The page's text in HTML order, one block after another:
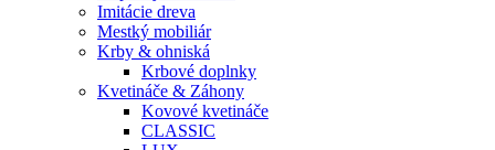
Imitácie dreva
Mestký mobiliár
Krby & ohniská
Krbové doplnky
Kvetináče & Záhony
Kovové kvetináče
CLASSIC